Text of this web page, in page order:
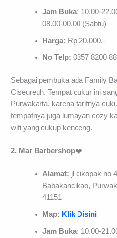
Jam Buka: 10.00-
08.00-00.00 (Sabtu)
Harga: Rp 20.000,-
No Telp:0857 8200
Sebagai pembuka ada Family
Ciseureuh. Tempat cukur ini
Purwakarta, karena tarifnya
tempatnya juga lumayan cozy
wifi yang cukup kenceng.
2. Mar Barbershop❤️
Alamat: jl cikopak no
Babakancikao,
41151
Map: Klik Disini
Jam Buka: 10.00-